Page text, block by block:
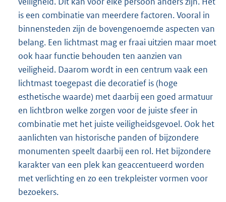
is een combinatie van meerdere factoren. Vooral in
binnensteden zijn de bovengenoemde aspecten van
belang. Een lichtmast mag er fraai uitzien maar moet
ook haar functie behouden ten aanzien van
veiligheid. Daarom wordt in een centrum vaak een
lichtmast toegepast die decoratief is (hoge
esthetische waarde) met daarbij een goed armatuur
en lichtbron welke zorgen voor de juiste sfeer in
combinatie met het juiste veiligheidsgevoel. Ook het
aanlichten van historische panden of bijzondere
monumenten speelt daarbij een rol. Het bijzondere
karakter van een plek kan geaccentueerd worden
met verlichting en zo een trekpleister vormen voor
bezoekers.